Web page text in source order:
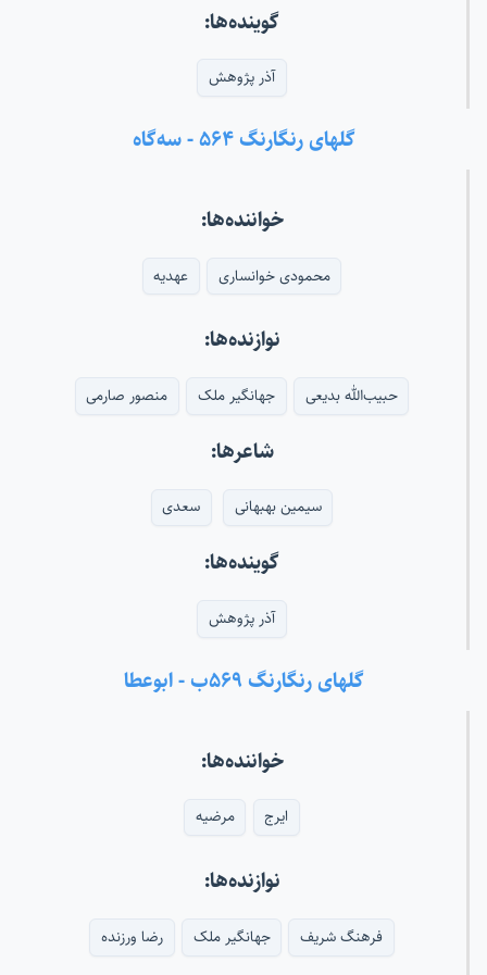
گوینده‌ها:
آذر پژوهش
گلهای رنگارنگ ۵۶۴ - سه‌گاه
خواننده‌ها:
محمودی خوانساری عهدیه
نوازنده‌ها:
حبیب‌الله بدیعی جهانگیر ملک منصور صارمی
شاعرها:
سیمین بهبهانی سعدی
گوینده‌ها:
آذر پژوهش
گلهای رنگارنگ ۵۶۹ب - ابوعطا
خواننده‌ها:
ایرج مرضیه
نوازنده‌ها:
فرهنگ شریف جهانگیر ملک رضا ورزنده